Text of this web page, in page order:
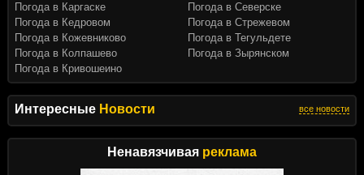
Интересные Новости все новости
Ненавязчивая реклама
Погода в Каргаске
Погода в Кедровом
Погода в Кожевниково
Погода в Колпашево
Погода в Кривошеино
Погода в Северске
Погода в Стрежевом
Погода в Тегульдете
Погода в Зырянском